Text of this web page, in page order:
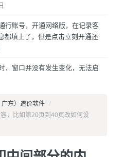
行账号，开通网络版，在记录客
都填上了，但是点击立刻开通还
，窗口并没有发生变化，无法启
东）造价软件 /
，比如第20页到40页改如何设